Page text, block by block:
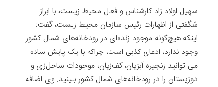
سهیل اولاد زاد کارشناس و فعال محیط زیست، با ابراز
شگفتی از اظهارات رئیس سازمان محیط زیست، گفت:
اینکه هیچ‌گونه موجود زنده‌ای در رودخانه‌های شمال کشور
وجود ندارد، ادعای کذبی است، چراکه با یک پایش ساده
می توانید زنجیره آبزیان، کف‌زیان، موجودات ساحل‌زی و
دوزیستان را در رودخانه‌های شمال کشور ببینید.‌ وی اضافه